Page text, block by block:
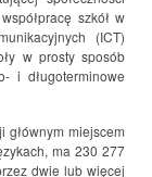
szkół w
(ICT)
w prosty sposób
i długoterminowe
głównym miejscem
ma 230 277
dwie lub więcej